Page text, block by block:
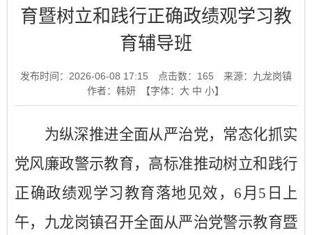
育暨树立和践行正确政绩观学习教
育辅导班
发布时间：2026-06-08 17:15 点击数： 165
来源：九龙岗镇
作者：韩妍
【字体： 大 中 小】
为纵深推进全面从严治党，常态化抓实
党风廉政警示教育，高标准推动树立和践行
正确政绩观学习教育落地见效， 6月5日上
午，九龙岗镇召开全面从严治党警示教育暨